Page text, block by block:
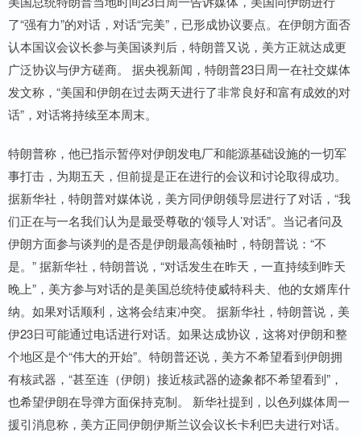
了“强有力”的对话，对话“完美”，已形成协议要点。在伊朗方面否
认本国议会议长参与美国谈判后，特朗普又说，美方正就达成更
广泛协议与伊方磋商。 据央视新闻，特朗普23日周一在社交媒体
发文称，“美国和伊朗在过去两天进行了非常良好和富有成效的对
话”，对话将持续至本周末。
特朗普称，他已指示暂停对伊朗发电厂和能源基础设施的一切军
事打击，为期五天，但前提是正在进行的会议和讨论取得成功。
据新华社，特朗普对媒体说，美方同伊朗领导层进行了对话，“我
们正在与一名我们认为是最受尊敬的‘领导人’对话”。当记者问及
伊朗方面参与谈判的是否是伊朗最高领袖时，特朗普说：“不
是。” 据新华社，特朗普说，“对话发生在昨天，一直持续到昨天
晚上”，美方参与对话的是美国总统特使威特科夫、他的女婿库什
纳。如果对话顺利，这将会结束冲突。 据新华社，特朗普说，美
伊23日可能通过电话进行对话。如果达成协议，这将对伊朗和整
个地区是个“伟大的开始”。特朗普还说，美方不希望看到伊朗拥
有核武器，“甚至连（伊朗）接近核武器的迹象都不希望看到”，
也希望伊朗在导弹方面保持克制。 新华社提到，以色列媒体周一
援引消息称，美方正同伊朗伊斯兰议会议长卡利巴夫进行对话。